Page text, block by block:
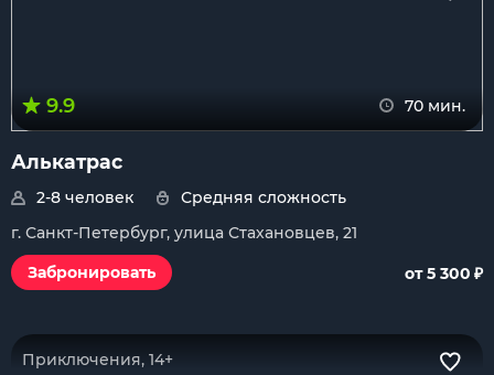
9.9 70 мин.
Алькатрас
2-8 человек
Средняя сложность
г. Санкт-Петербург, улица Стахановцев, 21
Забронировать
от 5 300 ₽
Приключения, 14+